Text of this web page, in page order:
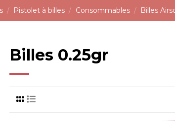
Pistolet à billes Consommables Billes
Billes 0.25gr